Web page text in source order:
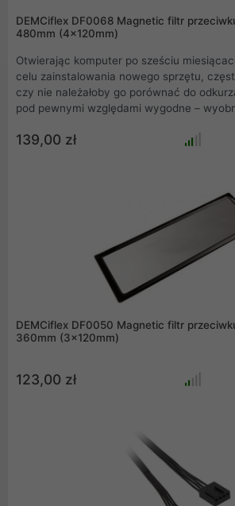
DEMCiflex DF0068 Magnetic filtr
480mm (4x120mm)
Otwierając komputer po sześciu
celu zainstalowania nowego sprzętu,
czy nie należałoby go porównać do
pod pewnymi względami wygodne –
częściej musiałbyś sprzątać
kurz nie był zbierany przez komputer –
139,00 zł
DEMCiflex DF0050 Magnetic filtr
360mm (3x120mm)
123,00 zł